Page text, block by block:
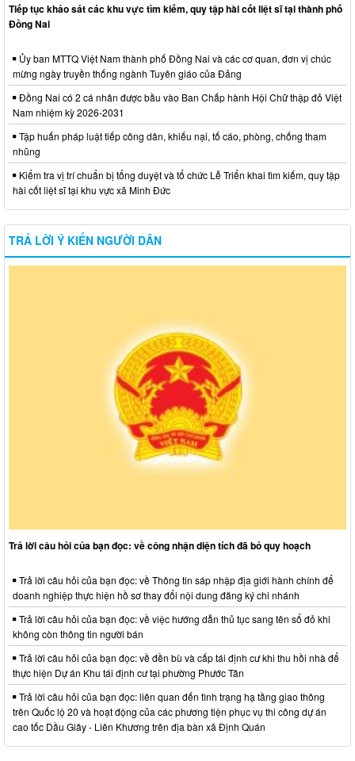
Tiếp tục khảo sát các khu vực tìm kiếm, quy tập hài cốt liệt sĩ tại thành phố
Đồng Nai
Ủy ban MTTQ Việt Nam thành phố Đồng Nai và các cơ quan, đơn vị chúc
mừng ngày truyền thống ngành Tuyên giáo của Đảng
Đồng Nai có 2 cá nhân được bầu vào Ban Chấp hành Hội Chữ thập đỏ Việt
Nam nhiệm kỳ 2026-2031
Tập huấn pháp luật tiếp công dân, khiếu nại, tố cáo, phòng, chống tham
nhũng
Kiểm tra vị trí chuẩn bị tổng duyệt và tổ chức Lễ Triển khai tìm kiếm, quy tập
hài cốt liệt sĩ tại khu vực xã Minh Đức
TRẢ LỜI Ý KIẾN NGƯỜI DÂN
Trả lời câu hỏi của bạn đọc: về công nhận diện tích đã bỏ quy hoạch
Trả lời câu hỏi của bạn đọc: về Thông tin sáp nhập địa giới hành chính để
doanh nghiệp thực hiện hồ sơ thay đổi nội dung đăng ký chi nhánh
Trả lời câu hỏi của bạn đọc: về việc hướng dẫn thủ tục sang tên sổ đỏ khi
không còn thông tin người bán
Trả lời câu hỏi của bạn đọc: về đền bù và cấp tái định cư khi thu hồi nhà để
thực hiện Dự án Khu tái định cư tại phường Phước Tân
Trả lời câu hỏi của bạn đọc: liên quan đến tình trạng hạ tầng giao thông
trên Quốc lộ 20 và hoạt động của các phương tiện phục vụ thi công dự án
cao tốc Dầu Giây - Liên Khương trên địa bàn xã Định Quán